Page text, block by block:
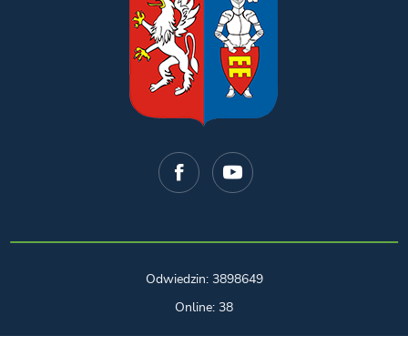
Odwiedzin: 3898649
Online: 38